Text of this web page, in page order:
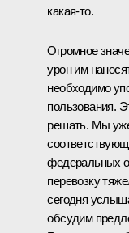
какая‑то.
Огромное
урон им
необходимо
пользования.
решать. Мы
федеральных
перевозку
сегодня
обсудим